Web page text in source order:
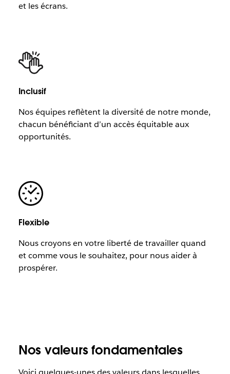
et les écrans.
Inclusif
Nos équipes reflètent la diversité de notre monde,
chacun bénéficiant d’un accès équitable aux
opportunités.
Flexible
Nous croyons en votre liberté de travailler quand
et comme vous le souhaitez, pour nous aider à
prospérer.
Nos valeurs fondamentales